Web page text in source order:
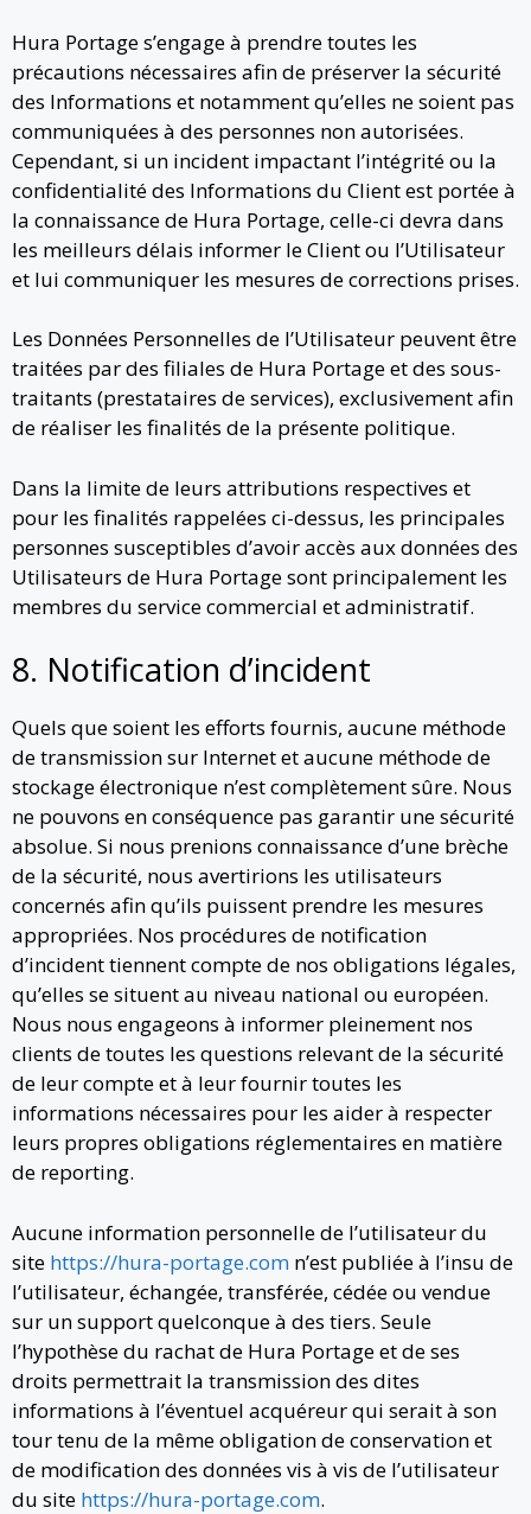
Hura Portage s’engage à prendre toutes les
précautions nécessaires afin de préserver la sécurité
des Informations et notamment qu’elles ne soient pas
communiquées à des personnes non autorisées.
Cependant, si un incident impactant l’intégrité ou la
confidentialité des Informations du Client est portée à
la connaissance de Hura Portage, celle-ci devra dans
les meilleurs délais informer le Client ou l’Utilisateur
et lui communiquer les mesures de corrections prises.
Les Données Personnelles de l’Utilisateur peuvent être
traitées par des filiales de Hura Portage et des sous-
traitants (prestataires de services), exclusivement afin
de réaliser les finalités de la présente politique.
Dans la limite de leurs attributions respectives et
pour les finalités rappelées ci-dessus, les principales
personnes susceptibles d’avoir accès aux données des
Utilisateurs de Hura Portage sont principalement les
membres du service commercial et administratif.
8. Notification d’incident
Quels que soient les efforts fournis, aucune méthode
de transmission sur Internet et aucune méthode de
stockage électronique n’est complètement sûre. Nous
ne pouvons en conséquence pas garantir une sécurité
absolue. Si nous prenions connaissance d’une brèche
de la sécurité, nous avertirions les utilisateurs
concernés afin qu’ils puissent prendre les mesures
appropriées. Nos procédures de notification
d’incident tiennent compte de nos obligations légales,
qu’elles se situent au niveau national ou européen.
Nous nous engageons à informer pleinement nos
clients de toutes les questions relevant de la sécurité
de leur compte et à leur fournir toutes les
informations nécessaires pour les aider à respecter
leurs propres obligations réglementaires en matière
de reporting.
Aucune information personnelle de l’utilisateur du
site https://hura-portage.com n’est publiée à l’insu de
l’utilisateur, échangée, transférée, cédée ou vendue
sur un support quelconque à des tiers. Seule
l’hypothèse du rachat de Hura Portage et de ses
droits permettrait la transmission des dites
informations à l’éventuel acquéreur qui serait à son
tour tenu de la même obligation de conservation et
de modification des données vis à vis de l’utilisateur
du site https://hura-portage.com.